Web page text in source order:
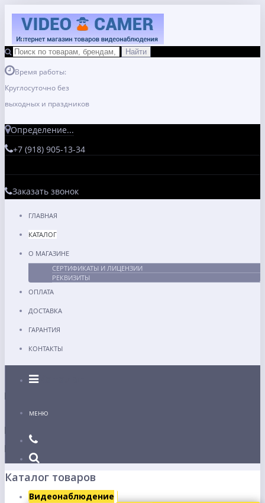
Время работы:
Круглосуточно без
выходных и праздников
Определение...
+7 (918) 905-13-34
Заказать звонок
ГЛАВНАЯ
КАТАЛОГ
О МАГАЗИНЕ
СЕРТИФИКАТЫ И ЛИЦЕНЗИИ
РЕКВИЗИТЫ
ОПЛАТА
ДОСТАВКА
ГАРАНТИЯ
КОНТАКТЫ
Каталог
МЕНЮ
Каталог товаров
Видеонаблюдение